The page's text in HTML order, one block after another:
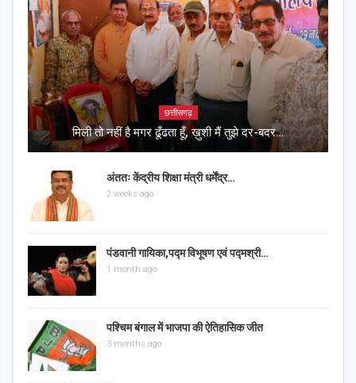
छत्तीसगढ़
मिली तो नहीं है मगर ढूँढता हूँ, ख़ुशी मैं तुझे दर-बदर…
अंततः केंद्रीय शिक्षा मंत्री धर्मेंद्र…
2 weeks ago
पंडवानी गायिका,पद्म विभूषण एवं पद्मश्री…
1 month ago
पश्चिम बंगाल में भाजपा की ऐतिहासिक जीत
3 months ago